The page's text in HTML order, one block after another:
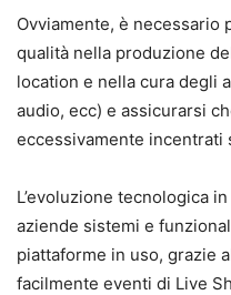
Ovviamente, è necessario
qualità nella produzione
location e nella cura degli
audio, ecc) e assicurarsi
eccessivamente incentrati
L’evoluzione tecnologica
aziende sistemi e
piattaforme in uso, grazie
facilmente eventi di Live